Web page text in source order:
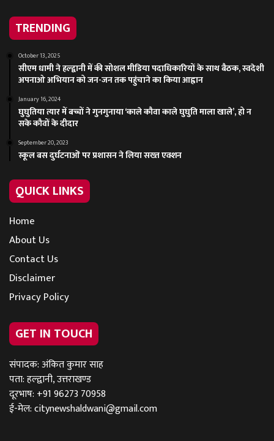
TRENDING
October 13, 2025
सीएम धामी ने हल्द्वानी में की सोशल मीडिया पदाधिकारियों के साथ बैठक, स्वदेशी
अपनाओ अभियान को जन-जन तक पहुंचाने का किया आह्वान
January 16, 2024
घुघुतिया त्यार में बच्चों ने गुनगुनाया ‘काले कौवा काले घुघुति माला खाले’, हो न
सके कौवों के दीदार
September 20, 2023
स्कूल बस दुर्घटनाओं पर प्रशासन ने लिया सख्त एक्शन
QUICK LINKS
Home
About Us
Contact Us
Disclaimer
Privacy Policy
GET IN TOUCH
संपादक: अंकित कुमार साह
पता: हल्द्वानी, उत्तराखण्ड
दूरभाष: +91 96273 70958
ई-मेल:citynewshaldwani@gmail.com